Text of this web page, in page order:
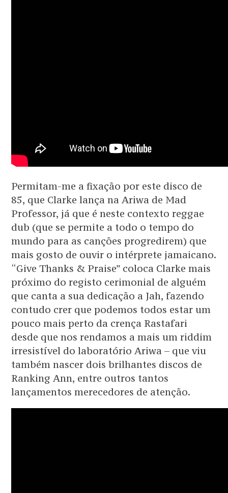
Permitam-me a fixação por este disco de
85, que Clarke lança na Ariwa de Mad
Professor, já que é neste contexto reggae
dub (que se permite a todo o tempo do
mundo para as canções progredirem) que
mais gosto de ouvir o intérprete jamaicano.
“Give Thanks & Praise” coloca Clarke mais
próximo do registo cerimonial de alguém
que canta a sua dedicação a Jah, fazendo
contudo crer que podemos todos estar um
pouco mais perto da crença Rastafari
desde que nos rendamos a mais um riddim
irresistível do laboratório Ariwa – que viu
também nascer dois brilhantes discos de
Ranking Ann, entre outros tantos
lançamentos merecedores de atenção.